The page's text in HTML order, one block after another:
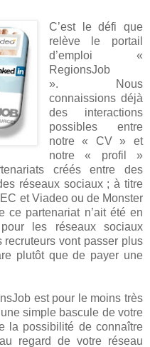
C’est le défi que
relève le portail
d’emploi «
RegionsJob
». Nous
connaissions déjà
des interactions
possibles entre
notre « CV » et
notre « profil »
créés entre des
réseaux sociaux ; à titre
et Viadeo ou de Monster
ce partenariat n’ait été en
les réseaux sociaux
vont passer plus
plutôt que de payer une
est pour le moins très
simple bascule de votre
la possibilité de connaître
regard de votre réseau